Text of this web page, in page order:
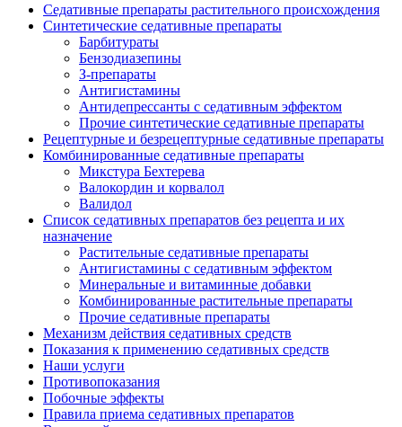
Седативные препараты растительного происхождения
Синтетические седативные препараты
Барбитураты
Бензодиазепины
З-препараты
Антигистамины
Антидепрессанты с седативным эффектом
Прочие синтетические седативные препараты
Рецептурные и безрецептурные седативные препараты
Комбинированные седативные препараты
Микстура Бехтерева
Валокордин и корвалол
Валидол
Список седативных препаратов без рецепта и их
назначение
Растительные седативные препараты
Антигистамины с седативным эффектом
Минеральные и витаминные добавки
Комбинированные растительные препараты
Прочие седативные препараты
Механизм действия седативных средств
Показания к применению седативных средств
Наши услуги
Противопоказания
Побочные эффекты
Правила приема седативных препаратов